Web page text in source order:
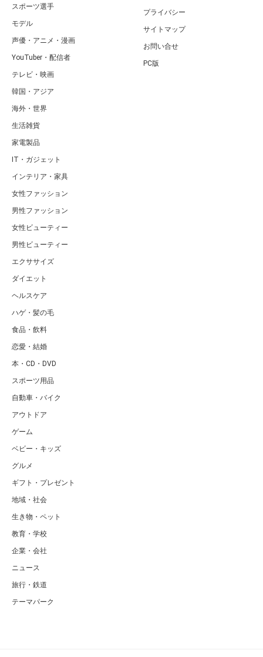
スポーツ選手
モデル
声優・アニメ・漫画
YouTuber・配信者
テレビ・映画
韓国・アジア
海外・世界
生活雑貨
家電製品
IT・ガジェット
インテリア・家具
女性ファッション
男性ファッション
女性ビューティー
男性ビューティー
エクササイズ
ダイエット
ヘルスケア
ハゲ・髪の毛
食品・飲料
恋愛・結婚
本・CD・DVD
スポーツ用品
自動車・バイク
アウトドア
ゲーム
ベビー・キッズ
グルメ
ギフト・プレゼント
地域・社会
生き物・ペット
教育・学校
企業・会社
ニュース
旅行・鉄道
テーマパーク
プライバシー
サイトマップ
お問い合せ
PC版